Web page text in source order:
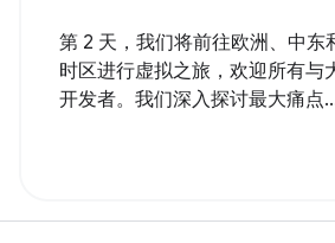
第 2 天，我们将前往欧洲、中东
时区进行虚拟之旅，欢迎所有与
开发者。我们深入探讨最大痛点